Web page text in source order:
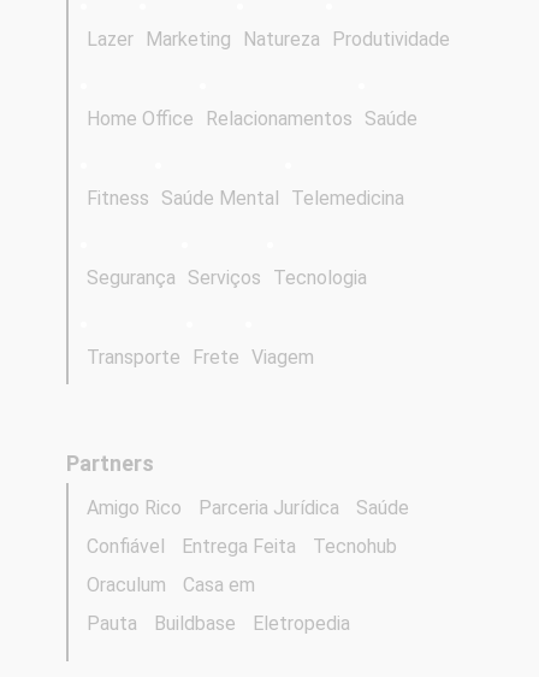
Lazer Marketing Natureza Produtividade
Home Office Relacionamentos Saúde
Fitness Saúde Mental Telemedicina
Segurança Serviços Tecnologia
Transporte Frete Viagem
Partners
Amigo Rico Parceria Jurídica
Saúde
Confiável
Entrega Feita
Tecnohub
Oraculum
Casa em
Pauta
Buildbase Eletropedia